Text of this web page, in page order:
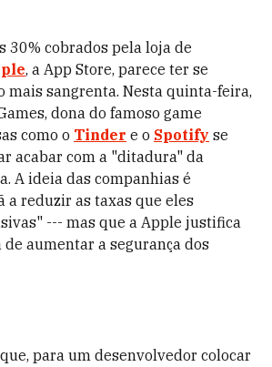
30% cobrados pela loja de
, a App Store, parece ter se
mais sangrenta. Nesta quinta-feira,
dona do famoso game
como o Tinder e o Spotify se
acabar com a "ditadura" da
A ideia das companhias é
a reduzir as taxas que eles
--- mas que a Apple justifica
aumentar a segurança dos
para um desenvolvedor colocar